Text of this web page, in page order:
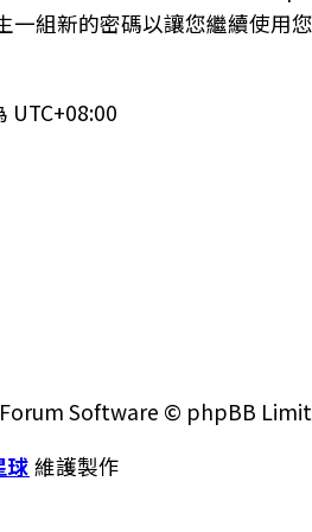
組新的密碼以讓您繼續使用
UTC+08:00
Software © phpBB
球維護製作